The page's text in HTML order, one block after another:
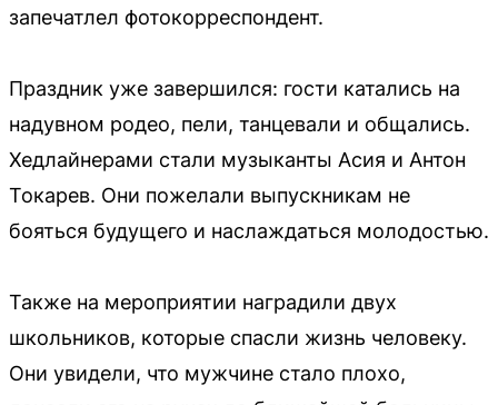
запечатлел фотокорреспондент.
Праздник уже завершился: гости катались на
надувном родео, пели, танцевали и общались.
Хедлайнерами стали музыканты Асия и Антон
Токарев. Они пожелали выпускникам не
бояться будущего и наслаждаться молодостью.
Также на мероприятии наградили двух
школьников, которые спасли жизнь человеку.
Они увидели, что мужчине стало плохо,